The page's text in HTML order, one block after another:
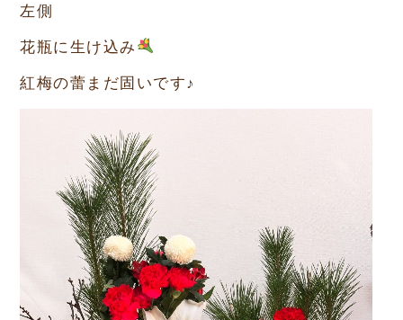
左側
花瓶に生け込み
紅梅の蕾まだ固いです♪